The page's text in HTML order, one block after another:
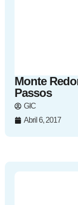
Monte
Passos
GIC
Abril 6, 2017